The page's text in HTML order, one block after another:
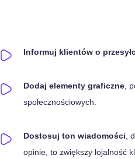
Informuj klientów o
Dodaj elementy graficzne ,
społecznościowych.
Dostosuj ton wiadomości ,
opinie, to zwiększy lojalność